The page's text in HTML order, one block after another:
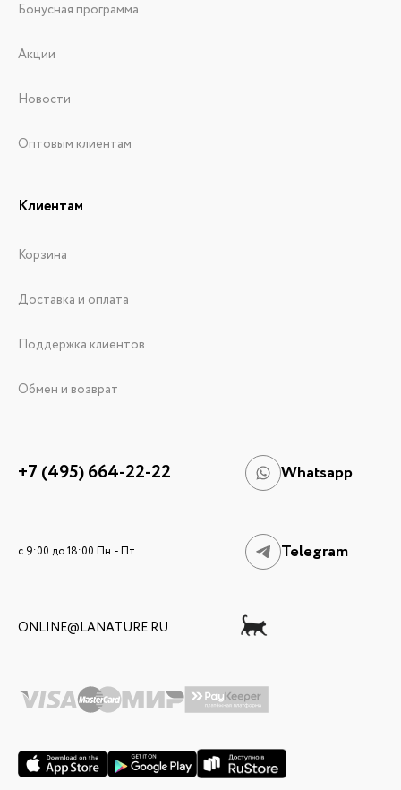
Бонусная программа
Акции
Новости
Оптовым клиентам
Клиентам
Корзина
Доставка и оплата
Поддержка клиентов
Обмен и возврат
+7 (495) 664-22-22 Whatsapp
c 9:00 до 18:00 Пн. - Пт. Telegram
ONLINE@LANATURE.RU